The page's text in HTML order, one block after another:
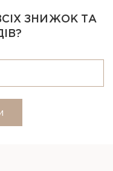
ЗНИЖОК ТА